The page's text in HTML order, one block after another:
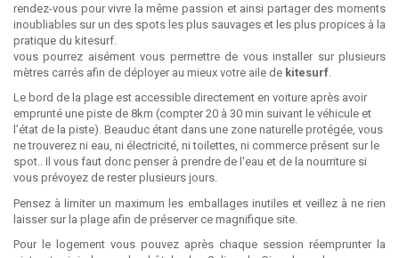
rendez-vous pour vivre la même passion et ainsi partager des moments
inoubliables sur un des spots les plus sauvages et les plus propices à la
pratique du kitesurf.
vous pourrez aisément vous permettre de vous installer sur plusieurs
mètres carrés afin de déployer au mieux votre aile de kitesurf
Le bord de la plage est accessible directement en voiture après avoir
emprunté une piste de 8km (compter 20 à 30 min suivant le véhicule et
l’état de la piste). Beauduc étant dans une zone naturelle protégée, vous
ne trouverez ni eau, ni électricité, ni toilettes, ni commerce présent sur le
spot.. Il vous faut donc penser à prendre de l'eau et de la nourriture si
vous prévoyez de rester plusieurs jours.
Pensez à limiter un maximum les emballages inutiles et veillez à ne rien
laisser sur la plage afin de préserver ce magnifique site.
Pour le logement vous pouvez après chaque session réemprunter la